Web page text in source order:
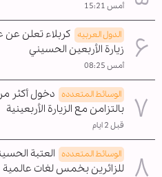
أمس 15:21
الدول العربیه كربلاء تعلن عن
زيارة الأربعين الحسيني
أمس 08:25
الوسائط المتعدده
بالتزامن مع الزيارة الأربعينية
قبل 2 ايام
الوسائط المتعدده
للزائرين بخمس لغات عالمية